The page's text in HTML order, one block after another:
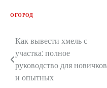
ОГОРОД
Навигация
по
записям
Как вывести хмель с
участка: полное
руководство для новичков
и опытных